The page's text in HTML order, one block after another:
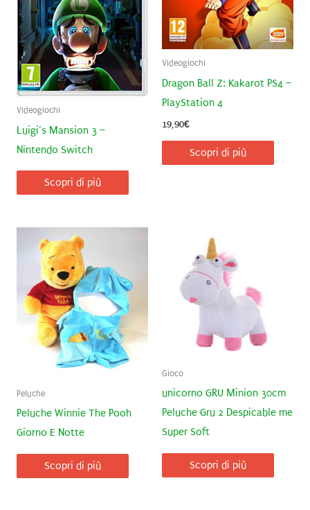
Videogiochi
Luigi’s Mansion 3 –
Nintendo Switch
Scopri di più
Videogiochi
Dragon Ball Z: Kakarot PS4 –
PlayStation 4
19,90€
Scopri di più
Peluche
Peluche Winnie The Pooh
Giorno E Notte
Scopri di più
Gioco
unicorno GRU Minion 30cm
Peluche Gru 2 Despicable me
Super Soft
Scopri di più